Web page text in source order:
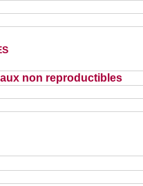
non reproductibles